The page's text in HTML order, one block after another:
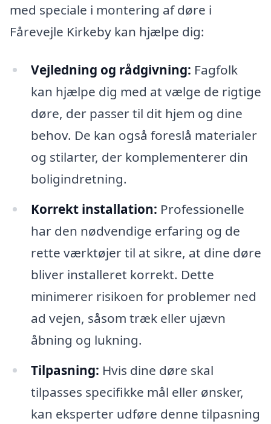
med speciale i montering af døre i
Fårevejle Kirkeby kan hjælpe dig:
Vejledning og rådgivning: Fagfolk
kan hjælpe dig med at vælge de rigtige
døre, der passer til dit hjem og dine
behov. De kan også foreslå materialer
og stilarter, der komplementerer din
boligindretning.
Korrekt installation: Professionelle
har den nødvendige erfaring og de
rette værktøjer til at sikre, at dine døre
bliver installeret korrekt. Dette
minimerer risikoen for problemer ned
ad vejen, såsom træk eller ujævn
åbning og lukning.
Tilpasning: Hvis dine døre skal
tilpasses specifikke mål eller ønsker,
kan eksperter udføre denne tilpasning